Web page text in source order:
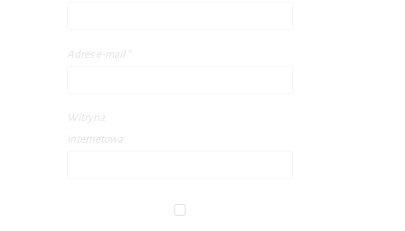
Adres e-mail
Witryna
internetowa